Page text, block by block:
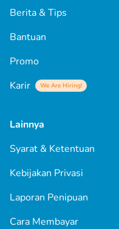
Berita & Tips
Bantuan
Promo
Karir
We Are Hiring!
Lainnya
Syarat & Ketentuan
Kebijakan Privasi
Laporan Penipuan
Cara Membayar